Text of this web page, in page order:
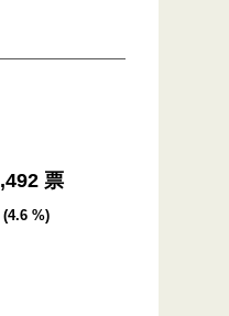
票
(4.6 %)